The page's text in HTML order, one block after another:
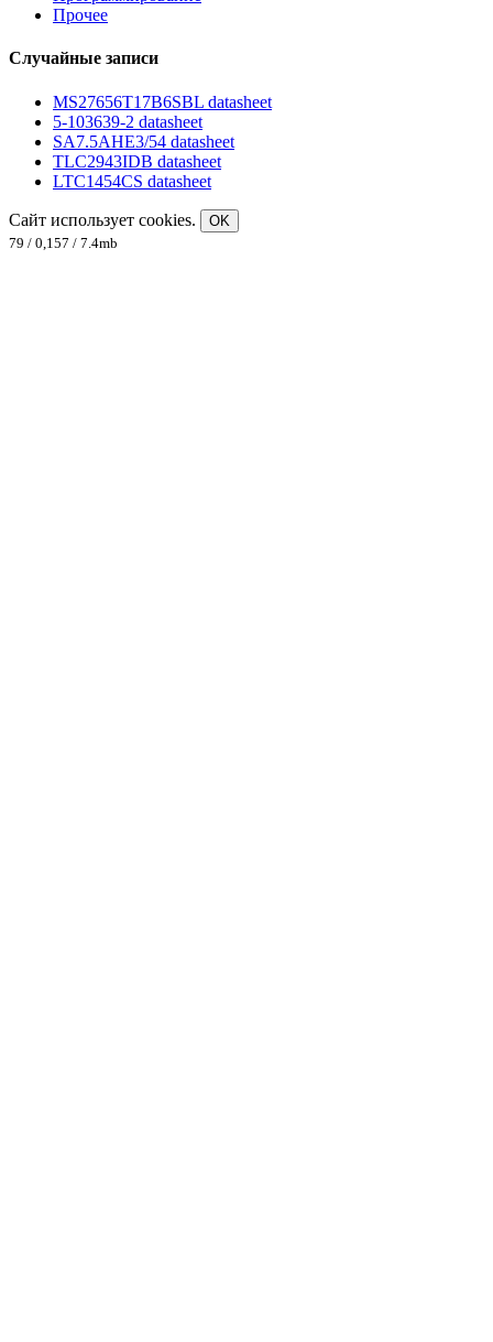
Прочее
Случайные записи
MS27656T17B6SBL datasheet
5-103639-2 datasheet
SA7.5AHE3/54 datasheet
TLC2943IDB datasheet
LTC1454CS datasheet
Сайт использует cookies.
OK
79 / 0,157 / 7.4mb